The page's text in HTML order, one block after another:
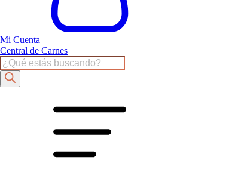
Mi Cuenta
Central de Carnes
Products
search